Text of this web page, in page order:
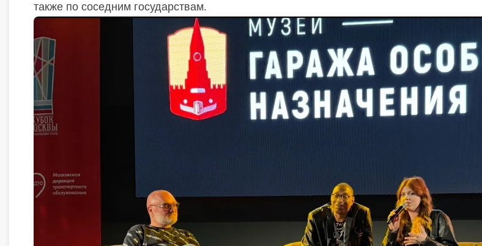
также по соседним государствам.